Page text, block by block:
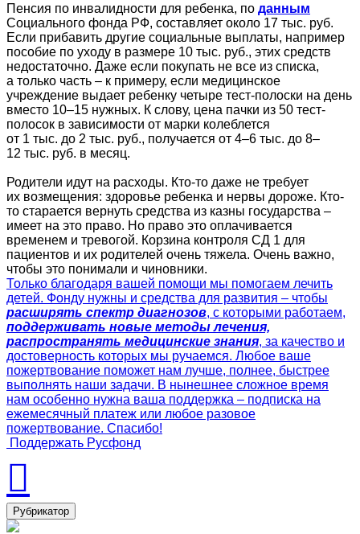
Пенсия по инвалидности для ребенка, по данным
Социального фонда РФ, составляет около 17 тыс. руб.
Если прибавить другие социальные выплаты, например
пособие по уходу в размере 10 тыс. руб., этих средств
недостаточно. Даже если покупать не все из списка,
а только часть – к примеру, если медицинское
учреждение выдает ребенку четыре тест-полоски на день
вместо 10–15 нужных. К слову, цена пачки из 50 тест-
полосок в зависимости от марки колеблется
от 1 тыс. до 2 тыс. руб., получается от 4–6 тыс. до 8–
12 тыс. руб. в месяц.
Родители идут на расходы. Кто-то даже не требует
их возмещения: здоровье ребенка и нервы дороже. Кто-
то старается вернуть средства из казны государства –
имеет на это право. Но право это оплачивается
временем и тревогой. Корзина контроля СД 1 для
пациентов и их родителей очень тяжела. Очень важно,
чтобы это понимали и чиновники.
Только благодаря вашей помощи мы помогаем лечить
детей. Фонду нужны и средства для развития – чтобы
расширять спектр диагнозов, с которыми работаем,
поддерживать новые методы лечения,
распространять медицинские знания, за качество и
достоверность которых мы ручаемся. Любое ваше
пожертвование поможет нам лучше, полнее, быстрее
выполнять наши задачи. В нынешнее сложное время
нам особенно нужна ваша поддержка – подписка на
ежемесячный платеж или любое разовое
пожертвование. Спасибо!
Поддержать Русфонд
Рубрикатор